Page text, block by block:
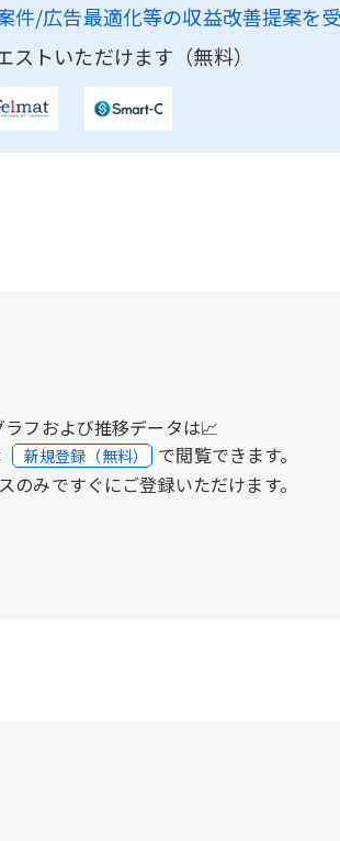
件/広告最適化等の収益改善提案を
トいただけます（無料）
ラフおよび推移データは📈
新規登録（無料） で閲覧できます。
のみですぐにご登録いただけます。